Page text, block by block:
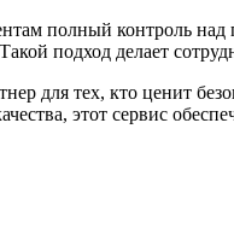
полный контроль
подход делает
для тех, кто ценит
этот сервис